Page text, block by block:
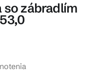
so zábradlím